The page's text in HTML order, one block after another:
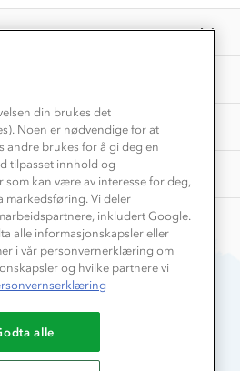
enkelt med
din brukes det
Noen er nødvendige for at
andre brukes for å gi deg en
tilpasset innhold og
kan være av interesse for deg,
markedsføring. Vi deler
inkludert Google.
alle informasjonskapsler eller
i vår personvernerklæring om
og hvilke partnere vi
alle